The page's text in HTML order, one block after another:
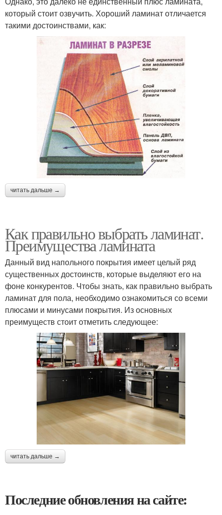
который стоит озвучить. Хороший ламинат отличается
такими достоинствами, как:
читать дальше →
Как правильно выбрать ламинат.
Преимущества ламината
Данный вид напольного покрытия имеет целый ряд
существенных достоинств, которые выделяют его на
фоне конкурентов. Чтобы знать, как правильно выбрать
ламинат для пола, необходимо ознакомиться со всеми
плюсами и минусами покрытия. Из основных
преимуществ стоит отметить следующее:
читать дальше →
Последние обновления на сайте: